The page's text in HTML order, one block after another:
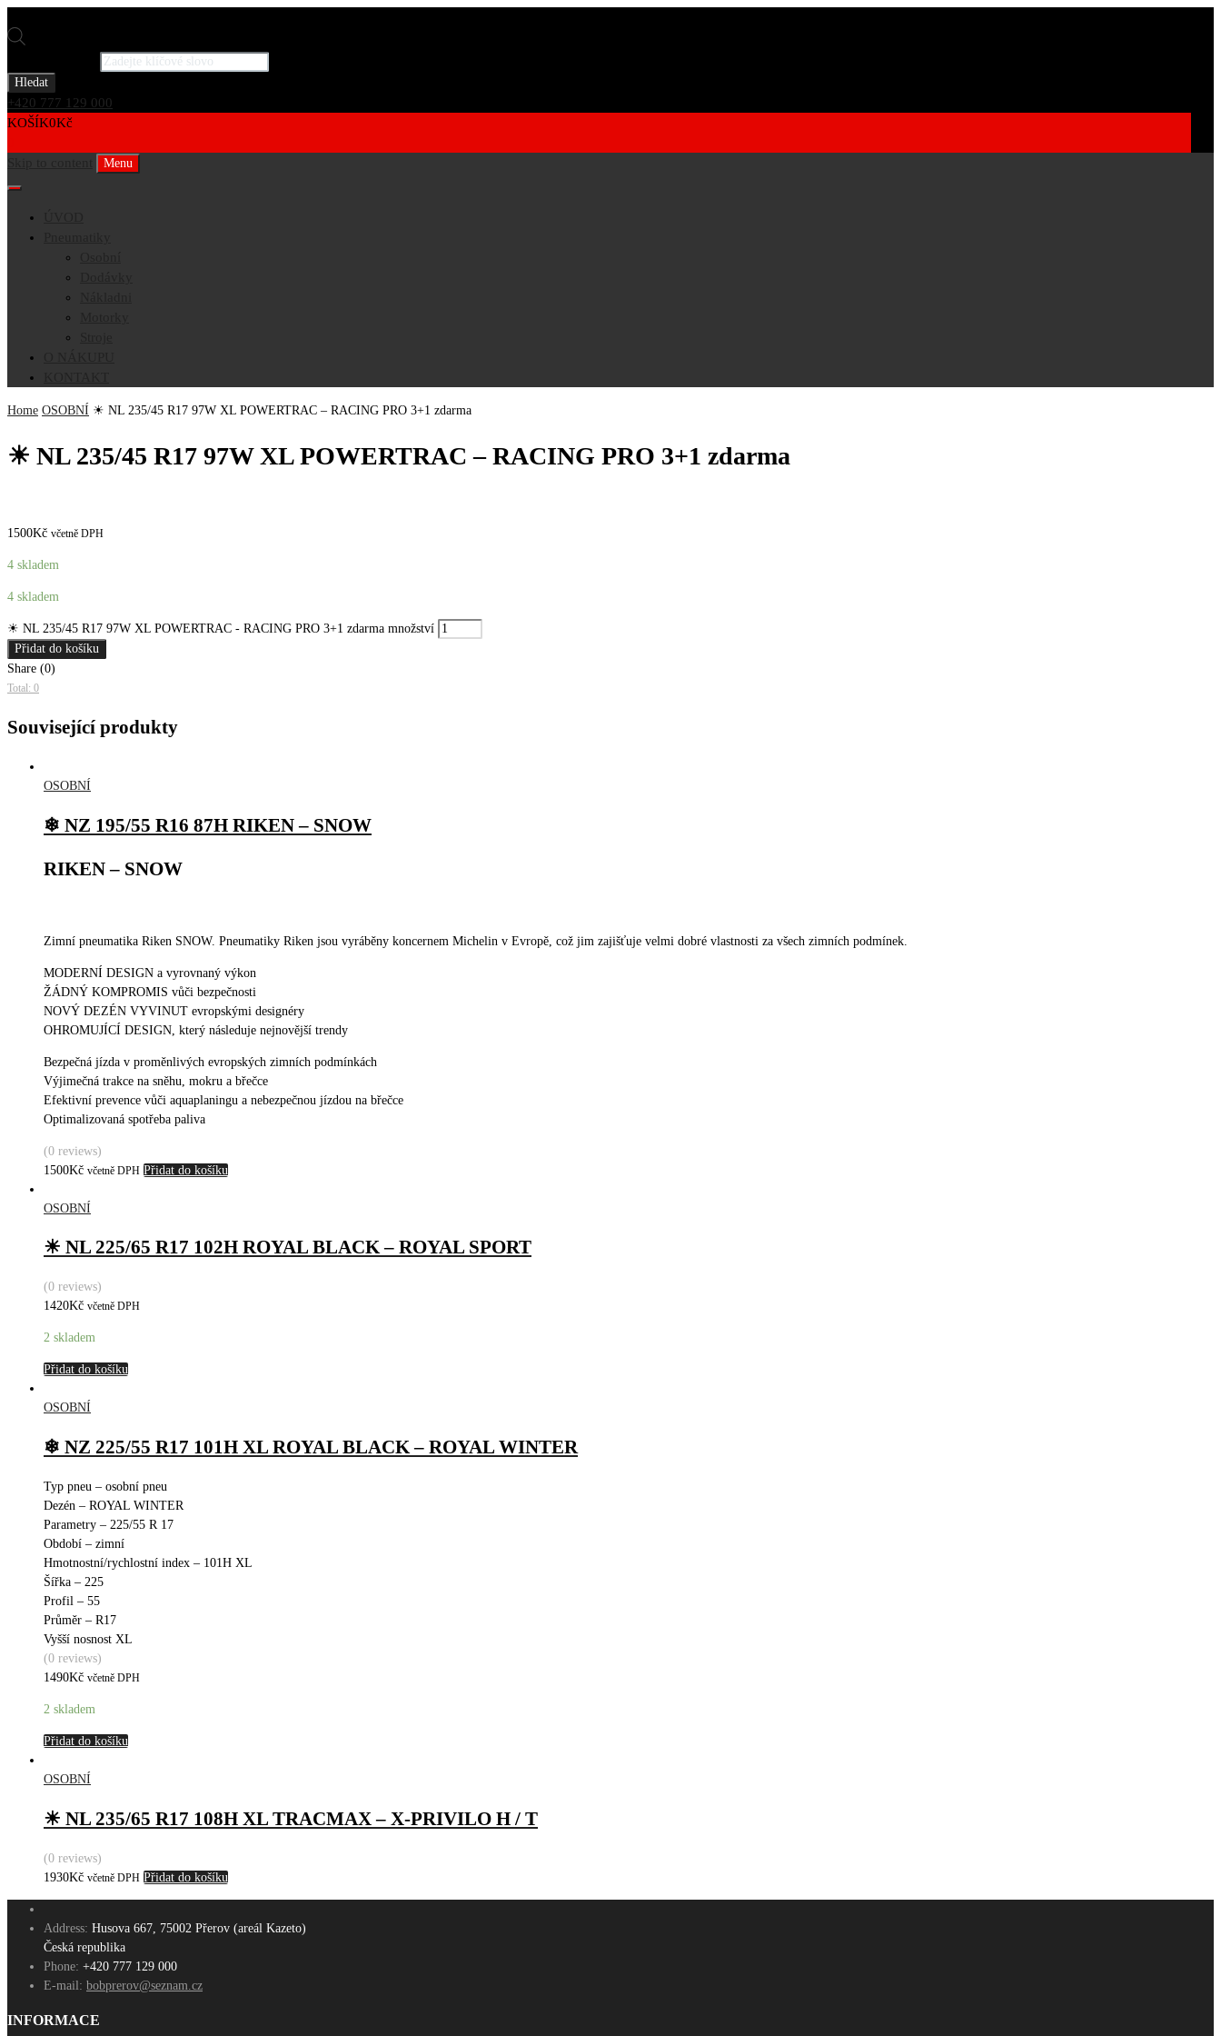
Hledat
+420 777 129 000
KOŠÍK0Kč
Menu
Home OSOBNÍ ☀ NL 235/45 R17 97W XL POWERTRAC – RACING PRO 3+1 zdarma
☀ NL 235/45 R17 97W XL POWERTRAC – RACING PRO 3+1 zdarma
1500Kč včetně DPH
4 skladem
4 skladem
☀ NL 235/45 R17 97W XL POWERTRAC - RACING PRO 3+1 zdarma množství
Přidat do košíku
Share (0)
Total: 0
Související produkty
OSOBNÍ
❄ NZ 195/55 R16 87H RIKEN – SNOW
RIKEN – SNOW
Zimní pneumatika Riken SNOW. Pneumatiky Riken jsou vyráběny koncernem Michelin v Evropě, což jim zajišťuje velmi dobré vlastnosti za všech zimních podmínek.
MODERNÍ DESIGN a vyrovnaný výkon
ŽÁDNÝ KOMPROMIS vůči bezpečnosti
NOVÝ DEZÉN VYVINUT evropskými designéry
OHROMUJÍCÍ DESIGN, který následuje nejnovější trendy
Bezpečná jízda v proměnlivých evropských zimních podmínkách
Výjimečná trakce na sněhu, mokru a břečce
Efektivní prevence vůči aquaplaningu a nebezpečnou jízdou na břečce
Optimalizovaná spotřeba paliva
(0 reviews)
1500Kč včetně DPH Přidat do košíku
OSOBNÍ
☀ NL 225/65 R17 102H ROYAL BLACK – ROYAL SPORT
(0 reviews)
1420Kč včetně DPH
2 skladem
Přidat do košíku
OSOBNÍ
❄ NZ 225/55 R17 101H XL ROYAL BLACK – ROYAL WINTER
Typ pneu – osobní pneu
Dezén – ROYAL WINTER
Parametry – 225/55 R 17
Období – zimní
Hmotnostní/rychlostní index – 101H XL
Šířka – 225
Profil – 55
Průměr – R17
Vyšší nosnost XL
(0 reviews)
1490Kč včetně DPH
2 skladem
Přidat do košíku
OSOBNÍ
☀ NL 235/65 R17 108H XL TRACMAX – X-PRIVILO H / T
(0 reviews)
1930Kč včetně DPH Přidat do košíku
Address: Husova 667, 75002 Přerov (areál Kazeto)
Česká republika
Phone: +420 777 129 000
E-mail: bobprerov@seznam.cz
INFORMACE